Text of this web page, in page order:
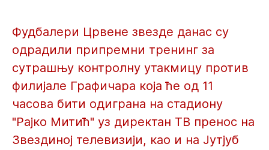
Фудбалери Црвене звезде данас су
одрадили припремни тренинг за
сутрашњу контролну утакмицу против
филијале Графичара која ће од 11
часова бити одиграна на стадиону
"Рајко Митић" уз директан ТВ пренос на
Звездиној телевизији, као и на Јутјуб